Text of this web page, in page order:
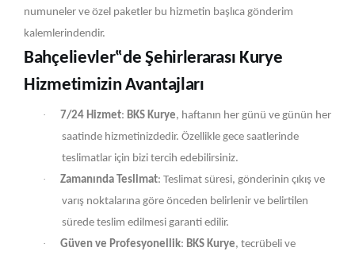
numuneler ve özel paketler bu hizmetin başlıca gönderim
kalemlerindendir.
Bahçelievler‟de Şehirlerarası Kurye
Hizmetimizin Avantajları
· 7/24 Hizmet: BKS Kurye, haftanın her günü ve günün her
saatinde hizmetinizdedir. Özellikle gece saatlerinde
teslimatlar için bizi tercih edebilirsiniz.
·
Zamanında Teslimat: Teslimat süresi, gönderinin çıkış ve
varış noktalarına göre önceden belirlenir ve belirtilen
sürede teslim edilmesi garanti edilir.
·
Güven ve Profesyonellik: BKS Kurye, tecrübeli ve